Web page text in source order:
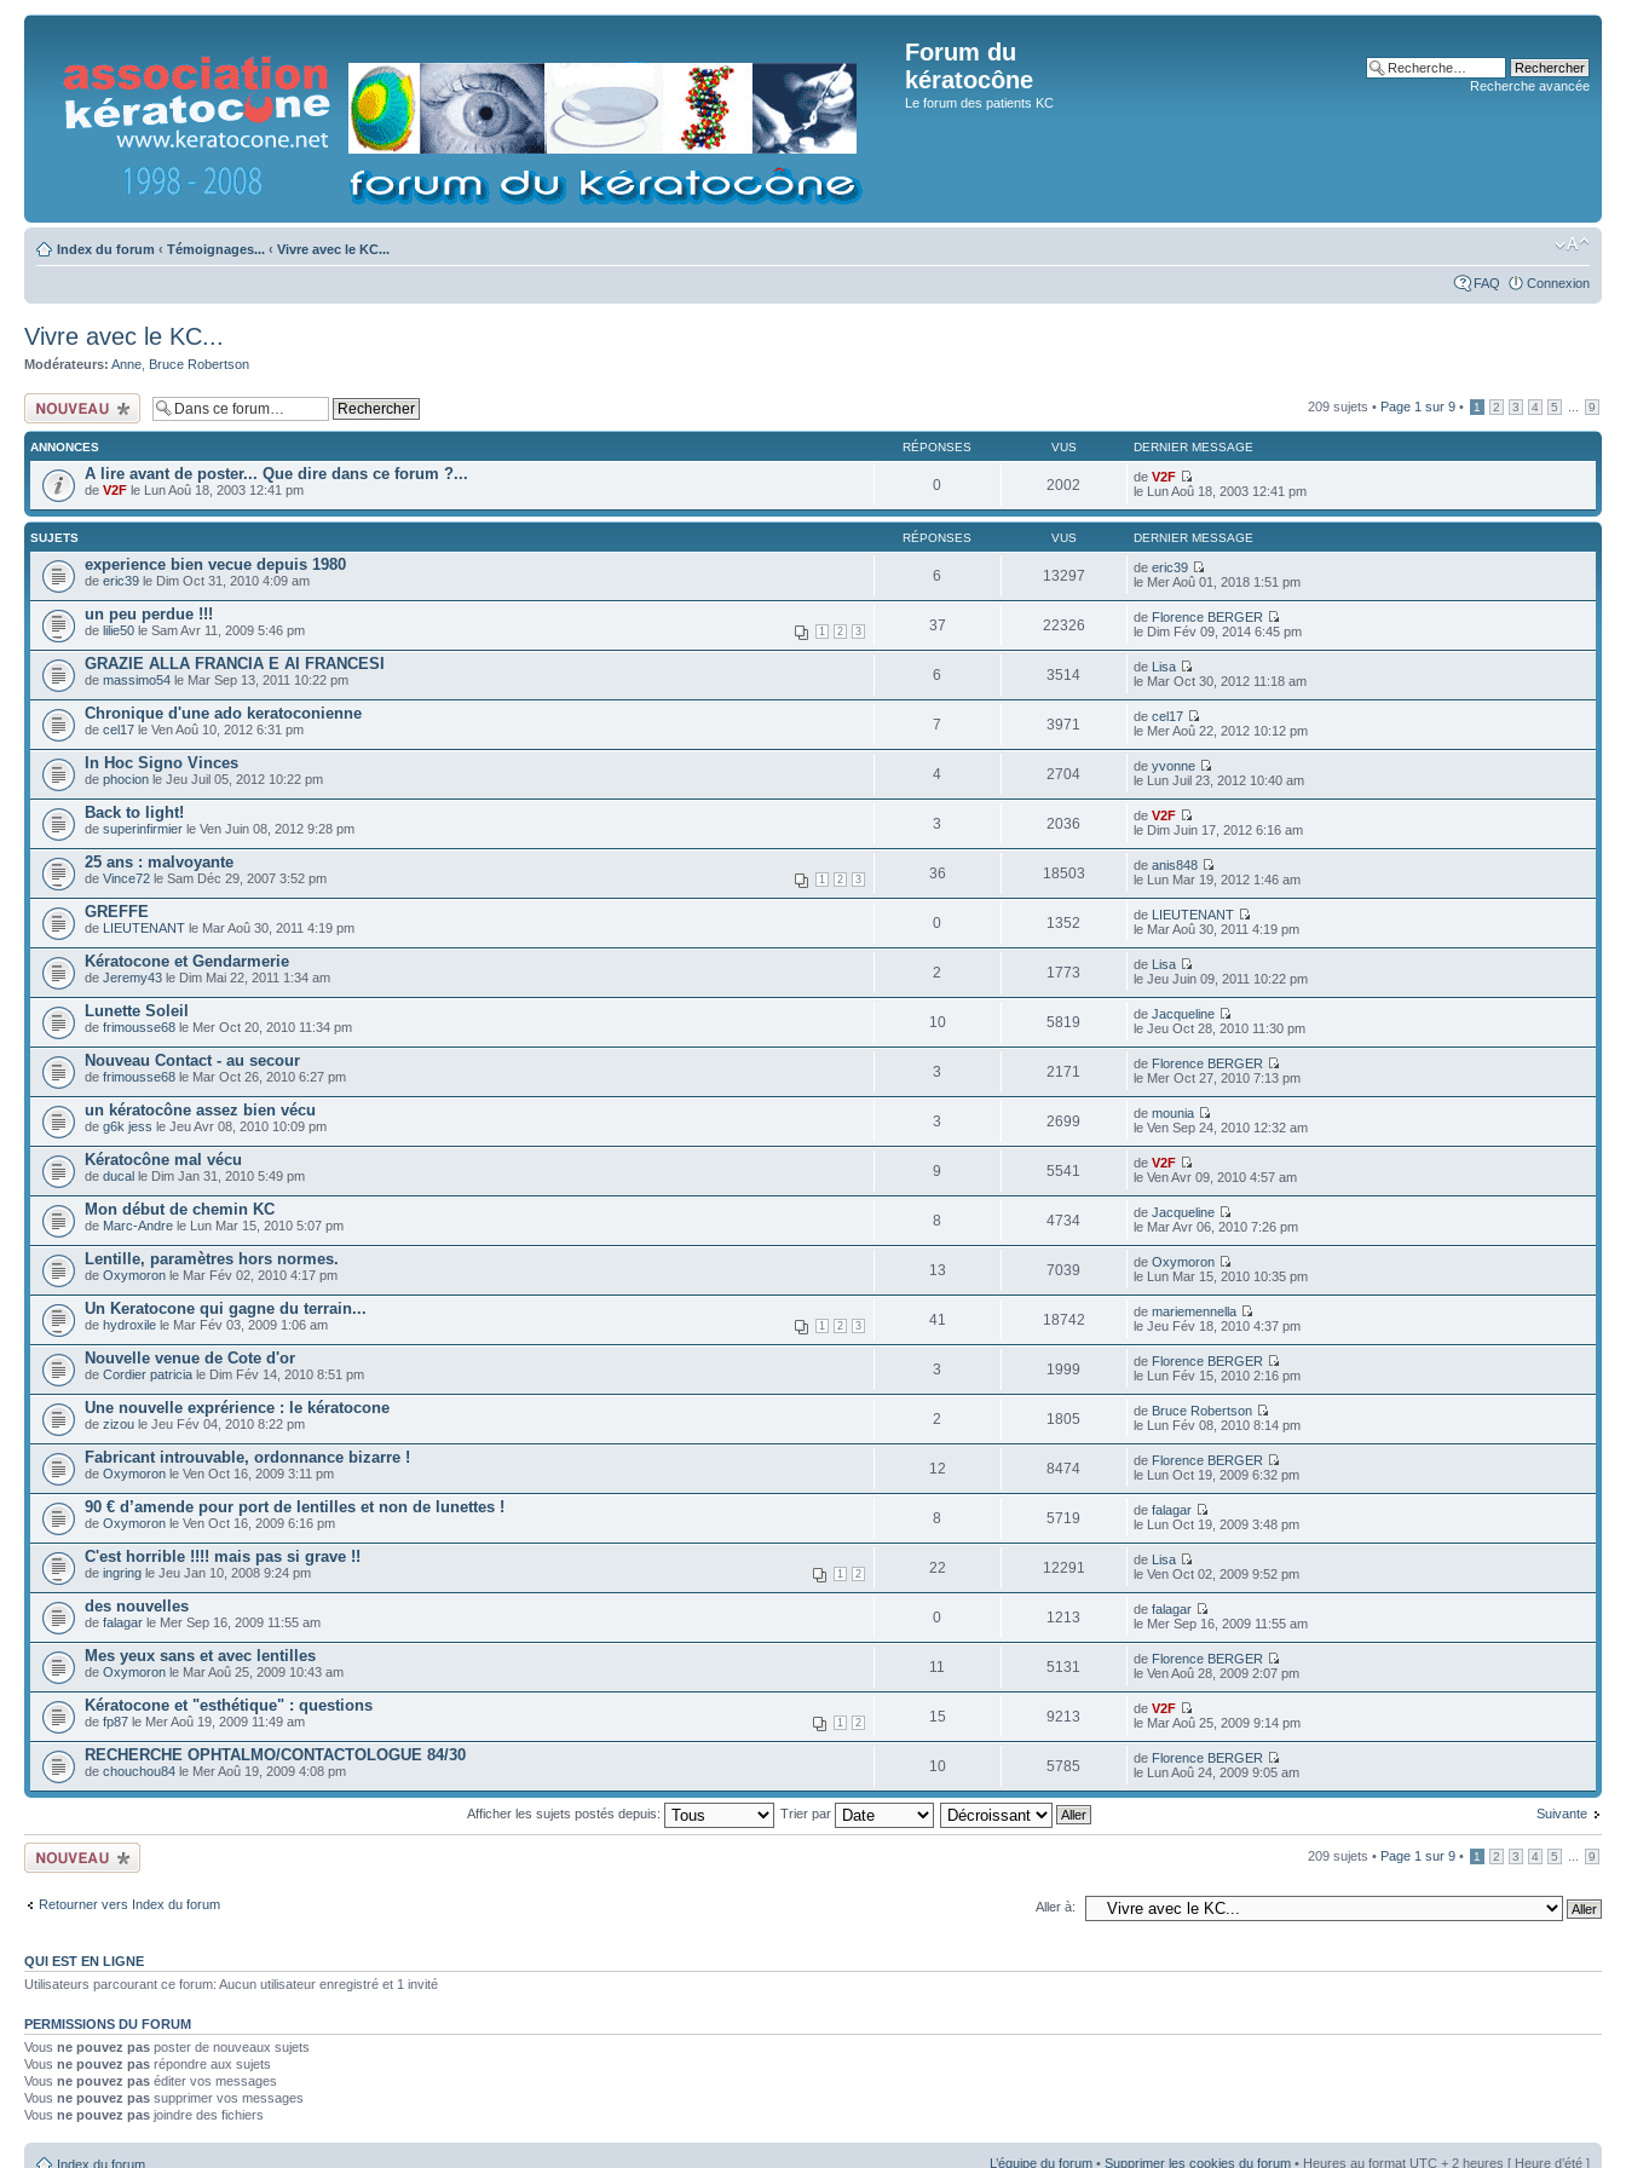
Forum du
kératocône
Le forum des patients KC
Recherche avancée
Index du forum ‹ Témoignages... ‹ Vivre avec le KC...
FAQ Connexion
Vivre avec le KC...
Modérateurs: Anne Bruce Robertson
Ecrire un nouveau
sujet
209 sujets • Page 1 sur 9 • 1 2 3 4 5 9
ANNONCES RÉPONSES VUS DERNIER MESSAGE
A lire avant de poster... Que dire dans ce forum ?...
de V2F le Lun Aoû 18, 2003 12:41 pm 0 2002 deV2F
le Lun Aoû 18, 2003 12:41 pm
SUJETS RÉPONSES VUS DERNIER MESSAGE
experience bien vecue depuis 1980
de eric39 le Dim Oct 31, 2010 4:09 am 6 13297 deeric39
le Mer Aoû 01, 2018 1:51 pm
un peu perdue !!!
1 2 3
de lilie50 le Sam Avr 11, 2009 5:46 pm 37 22326 de Florence BERGER
le Dim Fév 09, 2014 6:45 pm
GRAZIE ALLA FRANCIA E AI FRANCESI
de massimo54 le Mar Sep 13, 2011 10:22 pm 6 3514 de Lisa
le Mar Oct 30, 2012 11:18 am
Chronique d'une ado keratoconienne
de cel17 le Ven Aoû 10, 2012 6:31 pm 7 3971 decel17
le Mer Aoû 22, 2012 10:12 pm
In Hoc Signo Vinces
de phocion le Jeu Juil 05, 2012 10:22 pm 4 2704 deyvonne
le Lun Juil 23, 2012 10:40 am
Back to light!
de superinfirmier le Ven Juin 08, 2012 9:28 pm 3 2036 deV2F
le Dim Juin 17, 2012 6:16 am
25 ans : malvoyante
1 2 3
de Vince72 le Sam Déc 29, 2007 3:52 pm 36 18503 deanis848
le Lun Mar 19, 2012 1:46 am
GREFFE
de LIEUTENANT le Mar Aoû 30, 2011 4:19 pm 0 1352 de LIEUTENANT
le Mar Aoû 30, 2011 4:19 pm
Kératocone et Gendarmerie
de Jeremy43 le Dim Mai 22, 2011 1:34 am 2 1773 de Lisa
le Jeu Juin 09, 2011 10:22 pm
Lunette Soleil
de frimousse68 le Mer Oct 20, 2010 11:34 pm 10 5819 deJacqueline
le Jeu Oct 28, 2010 11:30 pm
Nouveau Contact - au secour
de frimousse68 le Mar Oct 26, 2010 6:27 pm 3 2171 de Florence BERGER
le Mer Oct 27, 2010 7:13 pm
un kératocône assez bien vécu
de g6k jess le Jeu Avr 08, 2010 10:09 pm 3 2699 demounia
le Ven Sep 24, 2010 12:32 am
Kératocône mal vécu
de ducal le Dim Jan 31, 2010 5:49 pm 9 5541 deV2F
le Ven Avr 09, 2010 4:57 am
Mon début de chemin KC
de Marc-Andre le Lun Mar 15, 2010 5:07 pm 8 4734 deJacqueline
le Mar Avr 06, 2010 7:26 pm
Lentille, paramètres hors normes.
de Oxymoron le Mar Fév 02, 2010 4:17 pm 13 7039 deOxymoron
le Lun Mar 15, 2010 10:35 pm
Un Keratocone qui gagne du terrain...
1 2 3
de hydroxile le Mar Fév 03, 2009 1:06 am 41 18742 demariemennella
le Jeu Fév 18, 2010 4:37 pm
Nouvelle venue de Cote d'or
de Cordier patricia le Dim Fév 14, 2010 8:51 pm 3 1999 de Florence BERGER
le Lun Fév 15, 2010 2:16 pm
Une nouvelle exprérience : le kératocone
de zizou le Jeu Fév 04, 2010 8:22 pm 2 1805 de Bruce Robertson
le Lun Fév 08, 2010 8:14 pm
Fabricant introuvable, ordonnance bizarre !
de Oxymoron le Ven Oct 16, 2009 3:11 pm 12 8474 de Florence BERGER
le Lun Oct 19, 2009 6:32 pm
90 € d’amende pour port de lentilles et non de lunettes !
de Oxymoron le Ven Oct 16, 2009 6:16 pm 8 5719 defalagar
le Lun Oct 19, 2009 3:48 pm
C'est horrible !!!! mais pas si grave !!
1 2
de ingring le Jeu Jan 10, 2008 9:24 pm 22 12291 de Lisa
le Ven Oct 02, 2009 9:52 pm
des nouvelles
de falagar le Mer Sep 16, 2009 11:55 am 0 1213 defalagar
le Mer Sep 16, 2009 11:55 am
Mes yeux sans et avec lentilles
de Oxymoron le Mar Aoû 25, 2009 10:43 am 11 5131 de Florence BERGER
le Ven Aoû 28, 2009 2:07 pm
Kératocone et "esthétique" : questions
1 2
de fp87 le Mer Aoû 19, 2009 11:49 am 15 9213 deV2F
le Mar Aoû 25, 2009 9:14 pm
RECHERCHE OPHTALMO/CONTACTOLOGUE 84/30
de chouchou84 le Mer Aoû 19, 2009 4:08 pm 10 5785 de Florence BERGER
le Lun Aoû 24, 2009 9:05 am
Suivante
Afficher les sujets postés depuis: Trier par
Ecrire un nouveau
sujet
209 sujets • Page 1 sur 9 • 1 2 3 4 5 9
Retourner vers Index du forum Aller à:
QUI EST EN LIGNE
Utilisateurs parcourant ce forum: Aucun utilisateur enregistré et 1 invité
PERMISSIONS DU FORUM
Vous ne pouvez pas poster de nouveaux sujets
Vous ne pouvez pas répondre aux sujets
Vous ne pouvez pas éditer vos messages
Vous ne pouvez pas supprimer vos messages
Vous ne pouvez pas joindre des fichiers
Index du forum L’équipe du forum • Supprimer les cookies du forum • Heures au format UTC + 2 heures [ Heure d’été ]